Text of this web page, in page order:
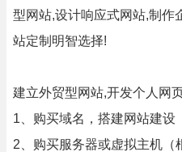
型网站,设计响应式网站,制作
站定制明智选择!
建立外贸型网站,开发个人网
1、购买域名，搭建网站建设
2、购买服务器或虚拟主机（